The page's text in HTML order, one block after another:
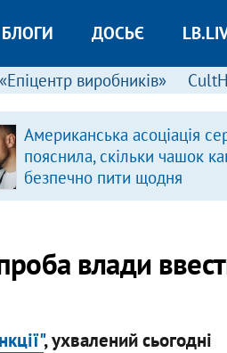
БЛОГИ ДОСЬЄ
«Епіцентр виробників»
Американська асоціація
пояснила, скільки чашок
безпечно пити щодня
влади
, ухвалений сьогодні